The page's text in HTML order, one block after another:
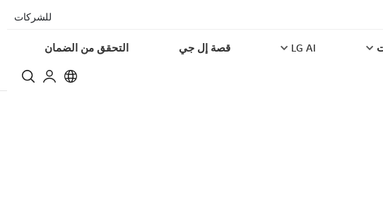
للشركات
LG AI قصة إل جي التحقق من الضمان